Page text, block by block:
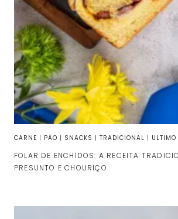
CARNE | PÃO | SNACKS | TRADICIONAL | ULTIMO
FOLAR DE ENCHIDOS: A RECEITA
PRESUNTO E CHOURIÇO